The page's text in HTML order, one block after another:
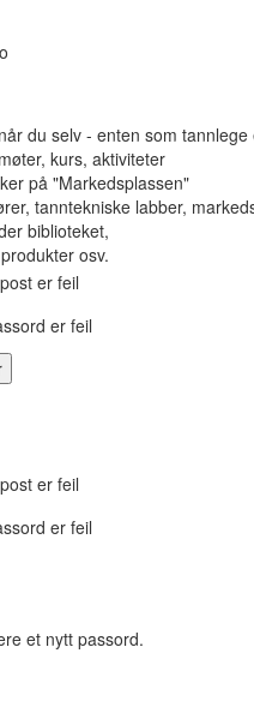
du selv - enten som
kurs, aktiviteter
på "Markedsplassen"
tanntekniske labber,
biblioteket,
osv.
er feil
er feil
er feil
er feil
et nytt passord.